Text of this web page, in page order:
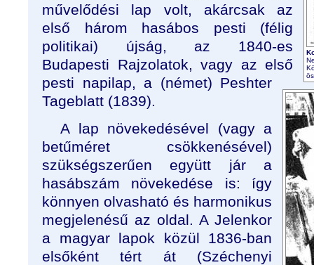
művelődési lap volt, akárcsak az
első három hasábos pesti (félig
politikai) újság, az 1840-es
Budapesti Rajzolatok, vagy az első
pesti napilap, a (német) Peshter
Tageblatt (1839).
A lap növekedésével (vagy a
betűméret csökkenésével)
szükségszerűen együtt jár a
hasábszám növekedése is: így
könnyen olvasható és harmonikus
megjelenésű az oldal. A Jelenkor
a magyar lapok közül 1836-ban
elsőként tért át (Széchenyi